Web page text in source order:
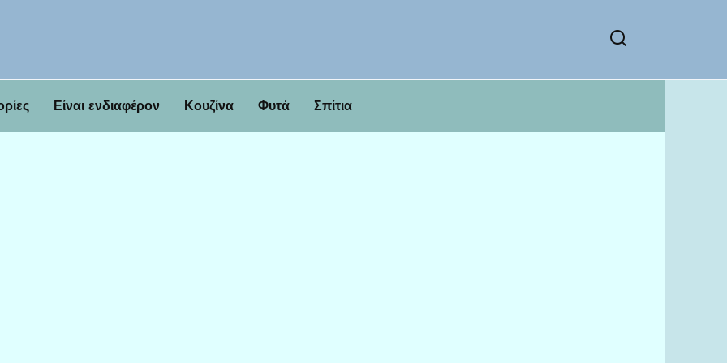
Είναι ενδιαφέρον Κουζίνα Φυτά Σπίτια